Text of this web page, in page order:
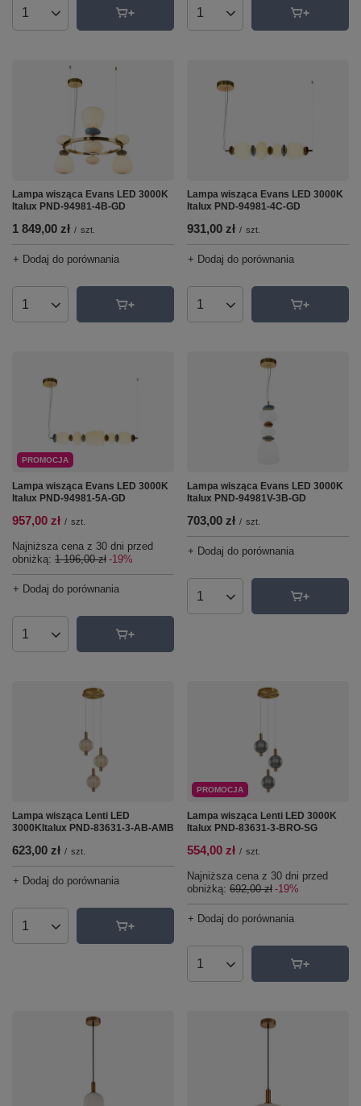
Ilość produktów Ilość produktów
Lampa wisząca Evans LED 3000K
Italux PND-94981-4B-GD
1 849,00 zł / szt.
+ Dodaj do porównania
Ilość produktów
Lampa wisząca Evans LED 3000K
Italux PND-94981-4C-GD
931,00 zł / szt.
+ Dodaj do porównania
Ilość produktów
PROMOCJA
Lampa wisząca Evans LED 3000K
Italux PND-94981-5A-GD
957,00 zł / szt.
Najniższa cena z 30 dni przed
obniżką: 1 196,00 zł -19%
+ Dodaj do porównania
Ilość produktów
Lampa wisząca Evans LED 3000K
Italux PND-94981V-3B-GD
703,00 zł / szt.
+ Dodaj do porównania
Ilość produktów
Lampa wisząca Lenti LED
3000KItalux PND-83631-3-AB-AMB
623,00 zł / szt.
+ Dodaj do porównania
Ilość produktów
PROMOCJA
Lampa wisząca Lenti LED 3000K
Italux PND-83631-3-BRO-SG
554,00 zł / szt.
Najniższa cena z 30 dni przed
obniżką: 692,00 zł -19%
+ Dodaj do porównania
Ilość produktów